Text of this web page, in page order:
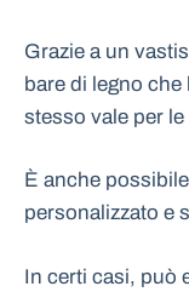
Grazie a un
bare di legno
stesso vale per
È anche
personalizzato e
In certi casi, può